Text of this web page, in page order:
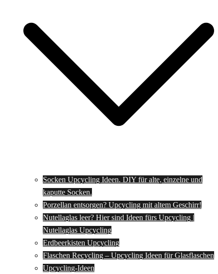
Socken Upcycling Ideen. DIY für alte, einzelne und
kaputte Socken.
Porzellan entsorgen? Upcycling mit altem Geschirr!
Nutellaglas leer? Hier sind Ideen fürs Upcycling |
Nutellaglas Upcycling
Erdbeerkisten Upcycling
Flaschen Recycling – Upcycling Ideen für Glasflaschen
Upcycling-Ideen